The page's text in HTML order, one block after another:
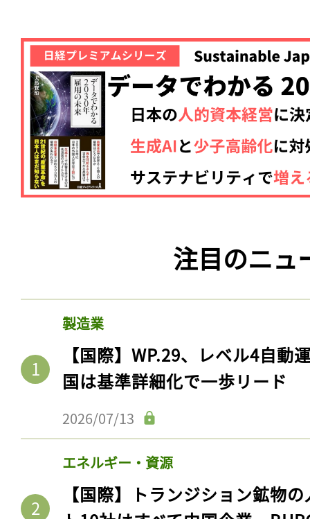
注目のニュ
製造業
【国際】WP.29、レベル4自動
国は基準詳細化で一歩リード
2026/07/13
エネルギー・資源
【国際】トランジション鉱物